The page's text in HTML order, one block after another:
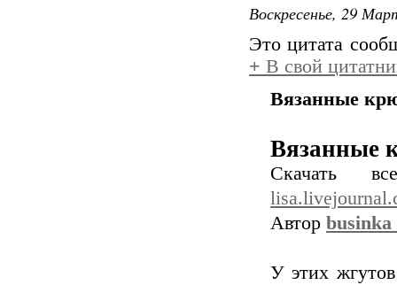
Воскресенье, 29
Это цитата
+ В свой
Вязанные
Вязанные
Автор
У этих